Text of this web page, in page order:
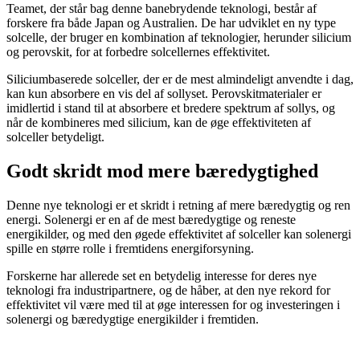
Teamet, der står bag denne banebrydende teknologi, består af
forskere fra både Japan og Australien. De har udviklet en ny type
solcelle, der bruger en kombination af teknologier, herunder silicium
og perovskit, for at forbedre solcellernes effektivitet.
Siliciumbaserede solceller, der er de mest almindeligt anvendte i dag,
kan kun absorbere en vis del af sollyset. Perovskitmaterialer er
imidlertid i stand til at absorbere et bredere spektrum af sollys, og
når de kombineres med silicium, kan de øge effektiviteten af
solceller betydeligt.
Godt skridt mod mere bæredygtighed
Denne nye teknologi er et skridt i retning af mere bæredygtig og ren
energi. Solenergi er en af de mest bæredygtige og reneste
energikilder, og med den øgede effektivitet af solceller kan solenergi
spille en større rolle i fremtidens energiforsyning.
Forskerne har allerede set en betydelig interesse for deres nye
teknologi fra industripartnere, og de håber, at den nye rekord for
effektivitet vil være med til at øge interessen for og investeringen i
solenergi og bæredygtige energikilder i fremtiden.